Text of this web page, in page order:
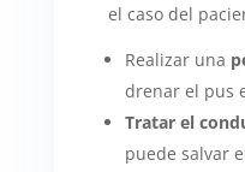
el caso del
Realizar una
drenar el pus
Tratar el
puede salvar